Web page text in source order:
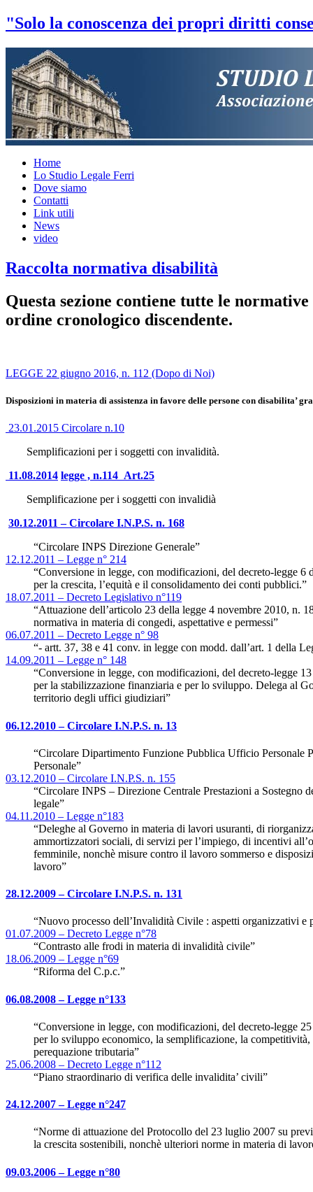
"Solo la conoscenza dei propri diritti
Home
Lo Studio Legale Ferri
Dove siamo
Contatti
Link utili
News
video
Raccolta normativa disabilità
Questa sezione contiene tutte le
ordine cronologico discendente.
LEGGE 22 giugno 2016, n. 112 (Dopo di Noi)
Disposizioni in materia di assistenza in favore delle persone con disabilita’
23.01.2015 Circolare n.10
Semplificazioni per i soggetti con invalidità.
11.08.2014 legge , n.114 Art.25
Semplificazione per i soggetti con invalidià
30.12.2011 – Circolare I.N.P.S. n. 168
“Circolare INPS Direzione Generale”
12.12.2011 – Legge n° 214
“Conversione in legge, con modificazioni, del decreto-legge 6
per la crescita, l’equità e il consolidamento dei conti pubblici.”
18.07.2011 – Decreto Legislativo n°119
“Attuazione dell’articolo 23 della legge 4 novembre 2010, n.
normativa in materia di congedi, aspettative e permessi”
06.07.2011 – Decreto Legge n° 98
“- artt. 37, 38 e 41 conv. in legge con modd. dall’art. 1 della
14.09.2011 – Legge n° 148
“Conversione in legge, con modificazioni, del decreto-legge
per la stabilizzazione finanziaria e per lo sviluppo. Delega al
territorio degli uffici giudiziari”
06.12.2010 – Circolare I.N.P.S. n. 13
“Circolare Dipartimento Funzione Pubblica Ufficio Personale
Personale”
03.12.2010 – Circolare I.N.P.S. n. 155
“Circolare INPS – Direzione Centrale Prestazioni a Sostegno
legale”
04.11.2010 – Legge n°183
“Deleghe al Governo in materia di lavori usuranti, di
ammortizzatori sociali, di servizi per l’impiego, di incentivi
femminile, nonchè misure contro il lavoro sommerso e
lavoro”
28.12.2009 – Circolare I.N.P.S. n. 131
“Nuovo processo dell’Invalidità Civile : aspetti organizzativi e
01.07.2009 – Decreto Legge n°78
“Contrasto alle frodi in materia di invalidità civile”
18.06.2009 – Legge n°69
“Riforma del C.p.c.”
06.08.2008 – Legge n°133
“Conversione in legge, con modificazioni, del decreto-legge
per lo sviluppo economico, la semplificazione, la
perequazione tributaria”
25.06.2008 – Decreto Legge n°112
“Piano straordinario di verifica delle invalidita’ civili”
24.12.2007 – Legge n°247
“Norme di attuazione del Protocollo del 23 luglio 2007 su
la crescita sostenibili, nonchè ulteriori norme in materia di
09.03.2006 – Legge n°80